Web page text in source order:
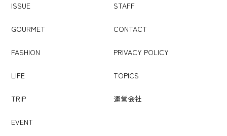
ISSUE STAFF
GOURMET CONTACT
FASHION PRIVACY POLICY
LIFE TOPICS
TRIP 運営会社
EVENT